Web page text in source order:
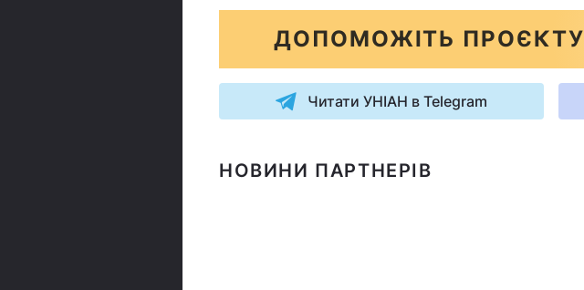
ДОПОМОЖІТЬ ПРОЄКТУ
Читати УНІАН в Telegram
НОВИНИ ПАРТНЕРІВ